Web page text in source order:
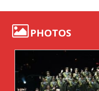
PHOTOS